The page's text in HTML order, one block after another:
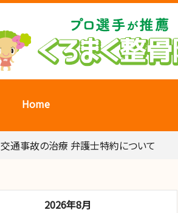
Home
交通事故の治療 弁護士特約について
2026年8月